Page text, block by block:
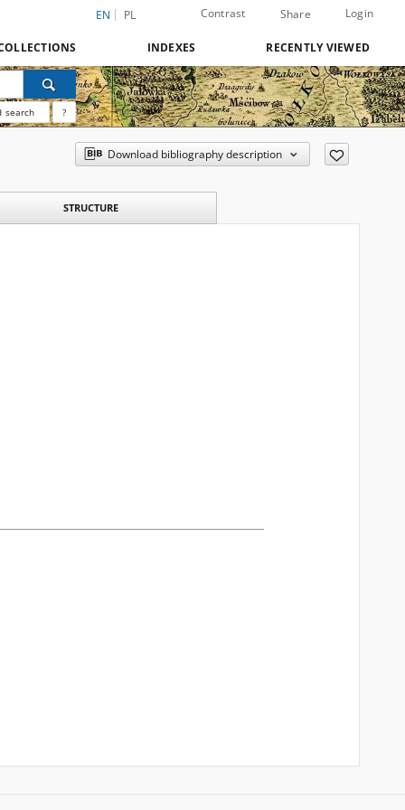
EN PL Contrast Share Login
INDEXES RECENTLY VIEWED
search ?
Download bibliography description
STRUCTURE